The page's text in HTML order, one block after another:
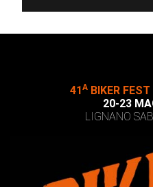
41 ABIKER
20-23
LIGNANO